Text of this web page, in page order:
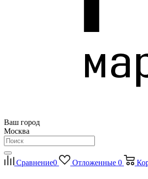
Ваш город
Москва
Сравнение0 Отложенные 0